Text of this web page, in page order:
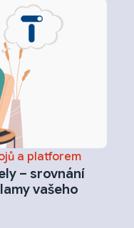
a platforem
– srovnání
vašeho